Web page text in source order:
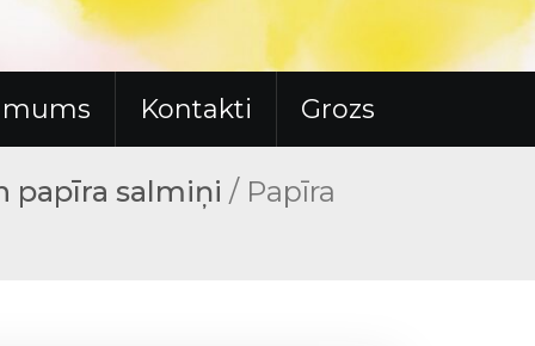
mums Kontakti Grozs
papīra salmiņi / Papīra